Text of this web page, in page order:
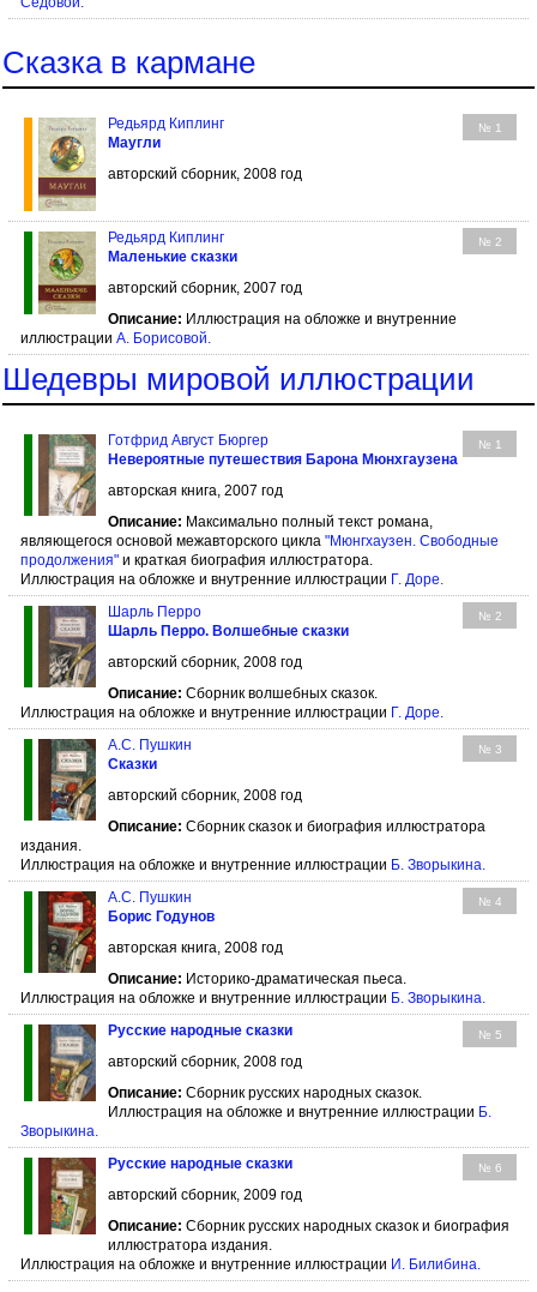
Сказка в кармане
№ 1
Редьярд Киплинг
Маугли
авторский сборник, 2008 год
№ 2
Редьярд Киплинг
Маленькие сказки
авторский сборник, 2007 год
Описание: Иллюстрация на обложке и внутренние
иллюстрации А. Борисовой.
Шедевры мировой иллюстрации
№ 1
Готфрид Август Бюргер
Невероятные путешествия Барона Мюнхгаузена
авторская книга, 2007 год
Описание: Максимально полный текст романа,
являющегося основой межавторского цикла "Мюнгхаузен. Свободные
продолжения" и краткая биография иллюстратора.
Иллюстрация на обложке и внутренние иллюстрации Г. Доре.
№ 2
Шарль Перро
Шарль Перро. Волшебные сказки
авторский сборник, 2008 год
Описание: Сборник волшебных сказок.
Иллюстрация на обложке и внутренние иллюстрации Г. Доре.
№ 3
А.С. Пушкин
Сказки
авторский сборник, 2008 год
Описание: Сборник сказок и биография иллюстратора
издания.
Иллюстрация на обложке и внутренние иллюстрации Б. Зворыкина.
№ 4
А.С. Пушкин
Борис Годунов
авторская книга, 2008 год
Описание: Историко-драматическая пьеса.
Иллюстрация на обложке и внутренние иллюстрации Б. Зворыкина.
№ 5
Русские народные сказки
авторский сборник, 2008 год
Описание: Сборник русских народных сказок.
Иллюстрация на обложке и внутренние иллюстрации Б.
Зворыкина.
№ 6
Русские народные сказки
авторский сборник, 2009 год
Описание: Сборник русских народных сказок и биография
иллюстратора издания.
Иллюстрация на обложке и внутренние иллюстрации И. Билибина.